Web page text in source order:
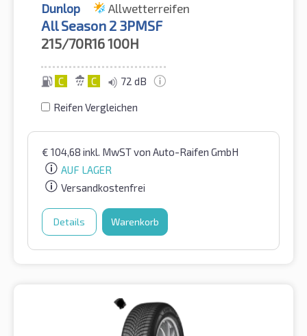
Dunlop Allwetterreifen
All Season 2 3PMSF
215/70R16100H
C C 72 dB
Reifen Vergleichen
€ 104,68 inkl. MwSTvon Auto-Raifen GmbH
AUF LAGER
Versandkostenfrei
Details Warenkorb